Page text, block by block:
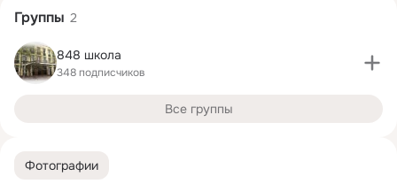
Фотографии
Группы 2
848 школа
348 подписчиков
Все группы